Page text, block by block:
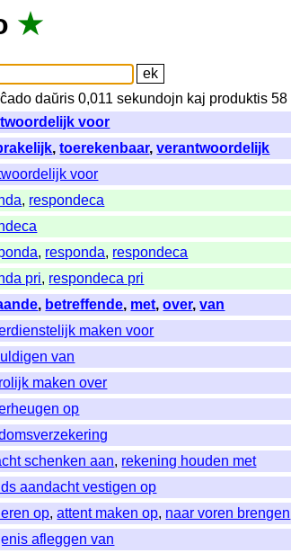
★
daŭris 0,011sekundojn kaj produktis 58
voor
,toerekenbaar,verantwoordelijk
voor
, respondeca
, responda, respondeca
pri, respondeca pri
, betreffende, met,over,van
maken voor
van
maken over
op
schenken aan, rekening houden met
aandacht vestigen op
op,attent maken op, naar voren brengen
afleggen van